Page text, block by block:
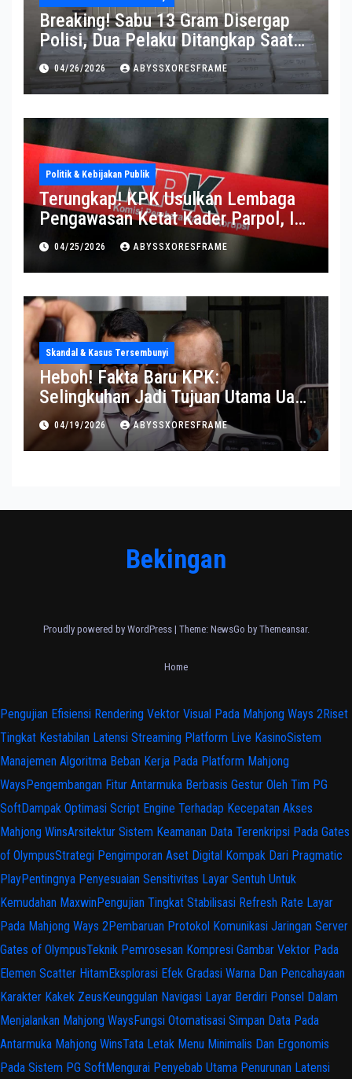
Breaking! Sabu 13 Gram Disergap
Polisi, Dua Pelaku Ditangkap Saat
Operasi Berlangsung Di Tempat
04/26/2026 ABYSSXORESFRAME
Politik & Kebijakan Publik
Terungkap! KPK Usulkan Lembaga
Pengawasan Ketat Kader Parpol, Ini
Alasannya
04/25/2026 ABYSSXORESFRAME
Skandal & Kasus Tersembunyi
Heboh! Fakta Baru KPK:
Selingkuhan Jadi Tujuan Utama Uang
Korupsi
04/19/2026 ABYSSXORESFRAME
Bekingan
Proudly powered by WordPress | Theme: NewsGo by Themeansar.
Home
Pengujian Efisiensi Rendering Vektor Visual Pada Mahjong Ways 2Riset
Tingkat Kestabilan Latensi Streaming Platform Live KasinoSistem
Manajemen Algoritma Beban Kerja Pada Platform Mahjong
WaysPengembangan Fitur Antarmuka Berbasis Gestur Oleh Tim PG
SoftDampak Optimasi Script Engine Terhadap Kecepatan Akses
Mahjong WinsArsitektur Sistem Keamanan Data Terenkripsi Pada Gates
of OlympusStrategi Pengimporan Aset Digital Kompak Dari Pragmatic
PlayPentingnya Penyesuaian Sensitivitas Layar Sentuh Untuk
Kemudahan MaxwinPengujian Tingkat Stabilisasi Refresh Rate Layar
Pada Mahjong Ways 2Pembaruan Protokol Komunikasi Jaringan Server
Gates of OlympusTeknik Pemrosesan Kompresi Gambar Vektor Pada
Elemen Scatter HitamEksplorasi Efek Gradasi Warna Dan Pencahayaan
Karakter Kakek ZeusKeunggulan Navigasi Layar Berdiri Ponsel Dalam
Menjalankan Mahjong WaysFungsi Otomatisasi Simpan Data Pada
Antarmuka Mahjong WinsTata Letak Menu Minimalis Dan Ergonomis
Pada Sistem PG SoftMengurai Penyebab Utama Penurunan Latensi